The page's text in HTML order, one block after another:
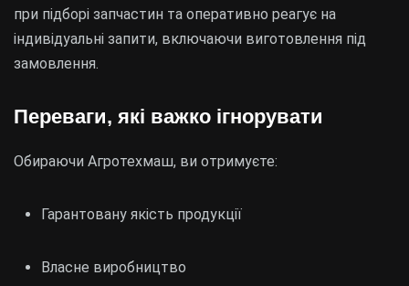
при підборі запчастин та оперативно реагує на
індивідуальні запити, включаючи виготовлення під
замовлення.
Переваги, які важко ігнорувати
Обираючи Агротехмаш, ви отримуєте:
Гарантовану якість продукції
Власне виробництво